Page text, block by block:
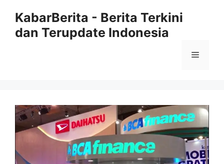
KabarBerita - Berita Terkini
dan Terupdate Indonesia
Menu